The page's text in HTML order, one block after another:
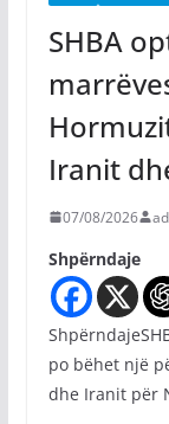
SHBA
Iranit
07/08/2026
Shpërndaje
po bëhet një
dhe Iranit për